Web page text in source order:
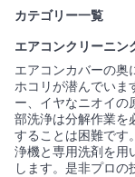
カテゴリー一覧
エアコンクリーニン
エアコンカバーの奥
ホコリが潜んでいま
ー、イヤなニオイの
部洗浄は分解作業を
することは困難です
浄機と専用洗剤を用
します。是非プロの